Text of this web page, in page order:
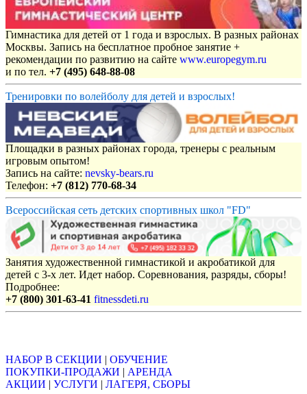
Гимнастика для детей от 1 года и взрослых. В разных районах
Москвы. Запись на бесплатное пробное занятие +
рекомендации по развитию на сайте www.europegym.ru
и по тел. +7 (495) 648-88-08
Тренировки по волейболу для детей и взрослых!
Площадки в разных районах города, тренеры с реальным
игровым опытом!
Запись на сайте: nevsky-bears.ru
Телефон: +7 (812) 770-68-34
Всероссийская сеть детских спортивных школ "FD"
Занятия художественной гимнастикой и акробатикой для
детей с 3-х лет. Идет набор. Соревнования, разряды, сборы!
Подробнее:
+7 (800) 301-63-41 fitnessdeti.ru
НАБОР В СЕКЦИИ | ОБУЧЕНИЕ
ПОКУПКИ-ПРОДАЖИ | АРЕНДА
АКЦИИ | УСЛУГИ | ЛАГЕРЯ, СБОРЫ